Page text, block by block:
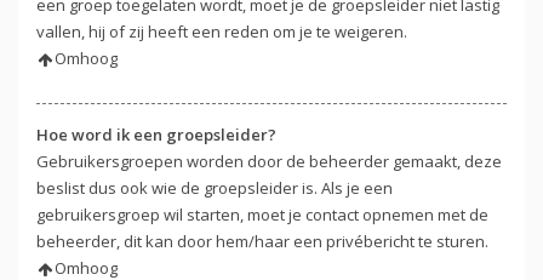
een groep toegelaten wordt, moet je de groepsleider niet lastig
vallen, hij of zij heeft een reden om je te weigeren.
Omhoog
Hoe word ik een groepsleider?
Gebruikersgroepen worden door de beheerder gemaakt, deze
beslist dus ook wie de groepsleider is. Als je een
gebruikersgroep wil starten, moet je contact opnemen met de
beheerder, dit kan door hem/haar een privébericht te sturen.
Omhoog